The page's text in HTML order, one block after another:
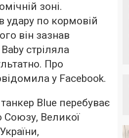
зоні.
удару по кормовій
він зазнав
стріляла
Про
у Facebook.
Blue перебуває
Союзу, Великої